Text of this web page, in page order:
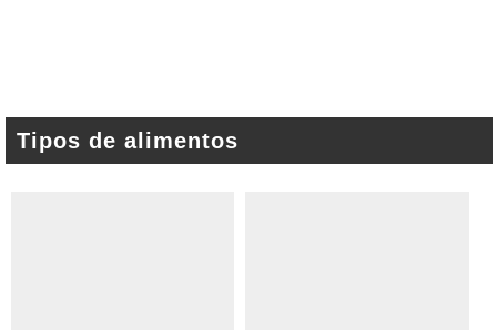
Tipos de alimentos